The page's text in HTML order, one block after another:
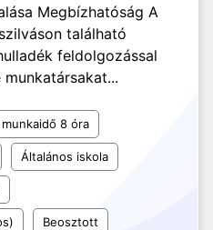
Megbízhatóság A
található
feldolgozással
8 óra
Általános iskola
Beosztott